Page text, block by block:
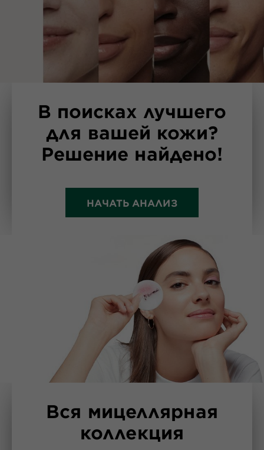
В поисках лучшего
для вашей кожи?
Решение найдено!
НАЧАТЬ АНАЛИЗ
Вся мицеллярная
коллекция